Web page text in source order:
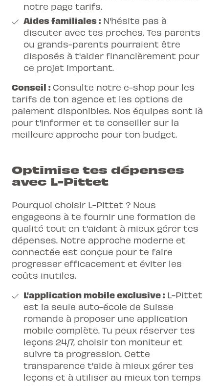
notre page tarifs.
Aides familiales : N'hésite pas à
discuter avec tes proches. Tes parents
ou grands-parents pourraient être
disposés à t'aider financièrement pour
ce projet important.
Conseil : Consulte notre e-shop pour les
tarifs de ton agence et les options de
paiement disponibles. Nos équipes sont là
pour t'informer et te conseiller sur la
meilleure approche pour ton budget.
Optimise tes dépenses
avec L-Pittet
Pourquoi choisir L-Pittet ? Nous
engageons à te fournir une formation de
qualité tout en t'aidant à mieux gérer tes
dépenses. Notre approche moderne et
connectée est conçue pour te faire
progresser efficacement et éviter les
coûts inutiles.
L'application mobile exclusive : L-Pittet
est la seule auto-école de Suisse
romande à proposer une application
mobile complète. Tu peux réserver tes
leçons 24/7, choisir ton moniteur et
suivre ta progression. Cette
transparence t'aide à mieux gérer tes
leçons et à utiliser au mieux ton temps